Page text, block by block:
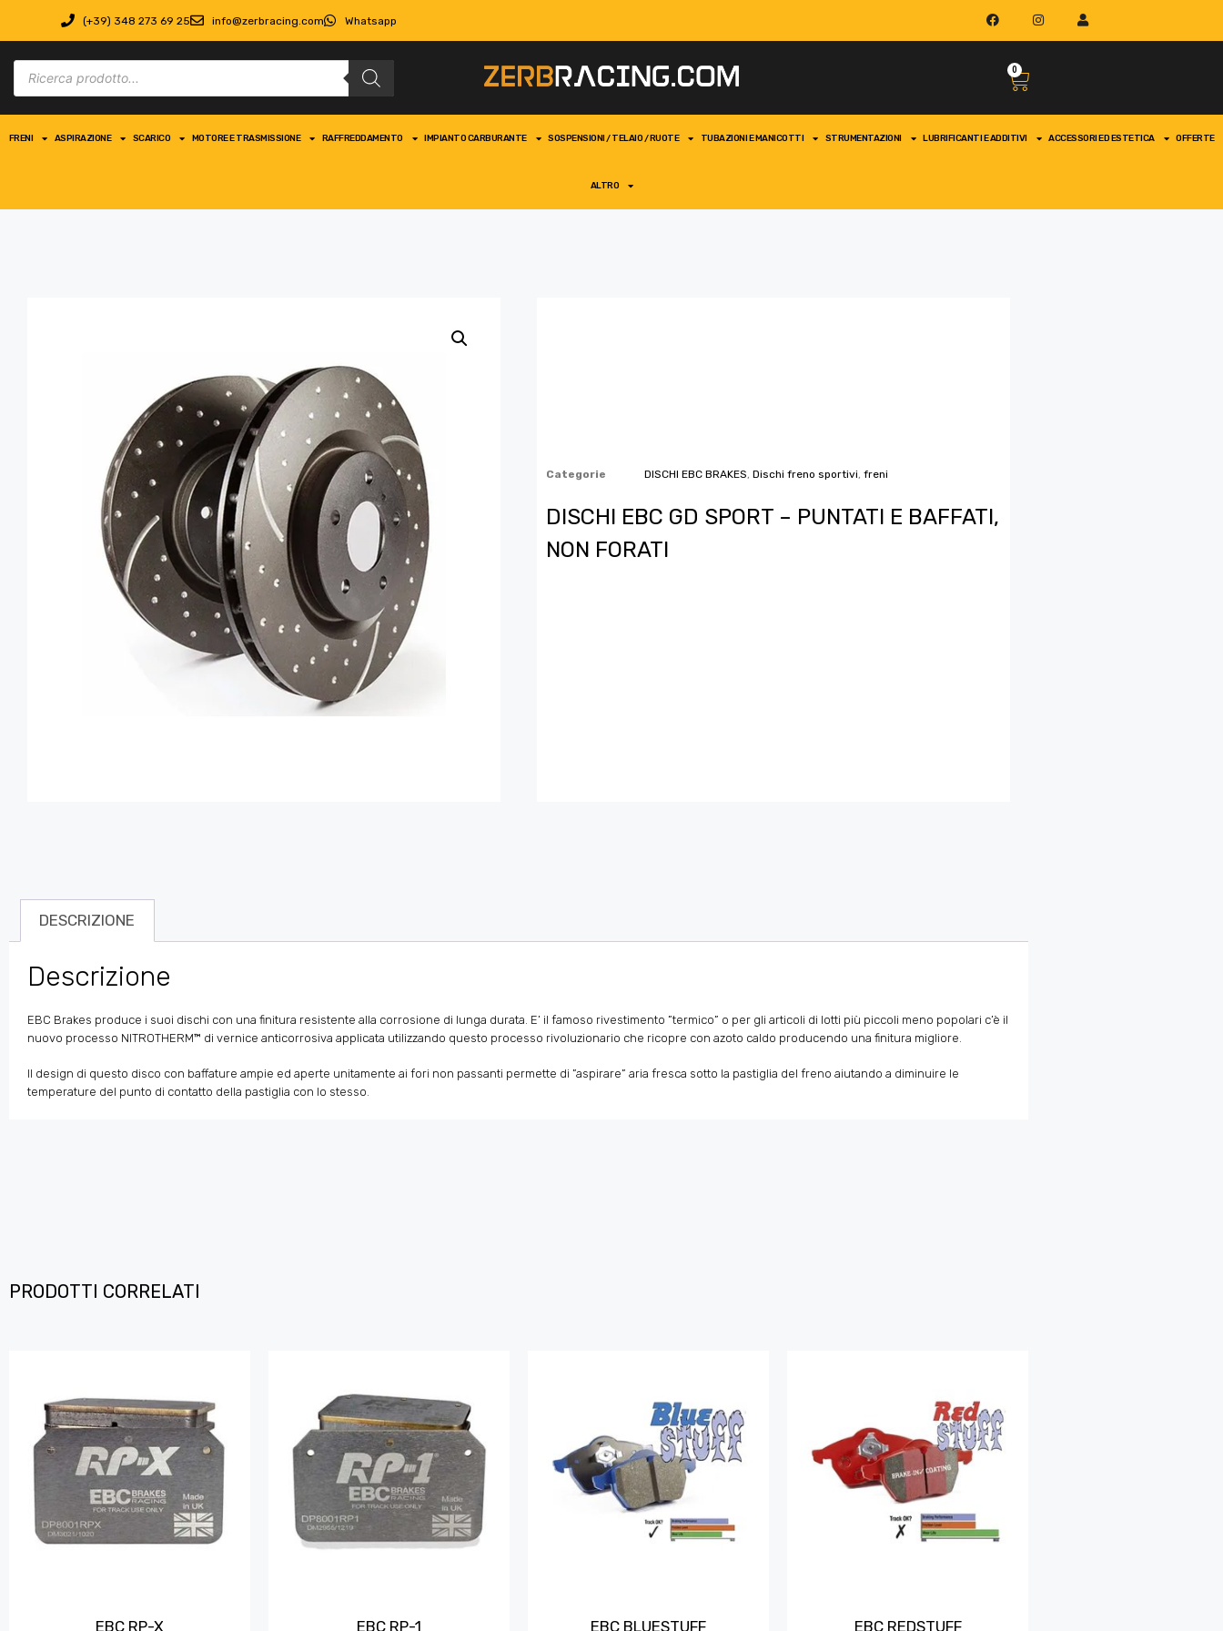
(+39) 348 273 69 25 info@zerbracing.com Whatsapp
0
FRENI ASPIRAZIONE SCARICO MOTORE E TRASMISSIONE RAFFREDDAMENTO IMPIANTO CARBURANTE SOSPENSIONI / TELAIO / RUOTE TUBAZIONI E MANICOTTI STRUMENTAZIONI LUBRIFICANTI E ADDITIVI ACCESSORI ED ESTETICA OFFERTE
ALTRO
Categorie DISCHI EBC BRAKES, Dischi freno sportivi, freni
DISCHI EBC GD SPORT – PUNTATI E BAFFATI,
NON FORATI
DESCRIZIONE
Descrizione
EBC Brakes produce i suoi dischi con una finitura resistente alla corrosione di lunga durata. E’ il famoso rivestimento ”termico” o per gli articoli di lotti più piccoli meno popolari c’è il
nuovo processo NITROTHERM™ di vernice anticorrosiva applicata utilizzando questo processo rivoluzionario che ricopre con azoto caldo producendo una finitura migliore.
Il design di questo disco con baffature ampie ed aperte unitamente ai fori non passanti permette di ”aspirare” aria fresca sotto la pastiglia del freno aiutando a diminuire le
temperature del punto di contatto della pastiglia con lo stesso.
PRODOTTI CORRELATI
EBC RP-X EBC RP-1 EBC BLUESTUFF EBC REDSTUFF